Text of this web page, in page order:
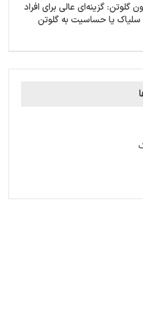
گلوتن: گزینه‌ای عالی برای افراد
سلیاک یا حساسیت به گلوتن